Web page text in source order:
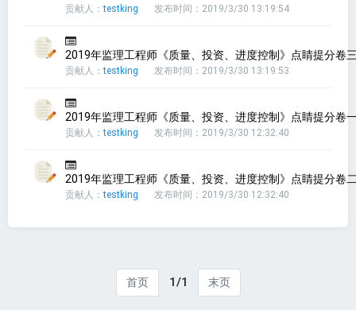
贡献人：testking 发布时间：2019/3/30 13:19:54
2019年监理工程师《质量、投资、进度控制》点睛提分卷
贡献人：testking 发布时间：2019/3/30 13:19:53
2019年监理工程师《质量、投资、进度控制》点睛提分卷
贡献人：testking 发布时间：2019/3/30 12:32:40
2019年监理工程师《质量、投资、进度控制》点睛提分卷
贡献人：testking 发布时间：2019/3/30 12:32:40
首页 1/1 末页